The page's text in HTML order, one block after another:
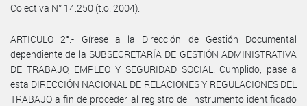
Colectiva N° 14.250 (t.o. 2004).
ARTICULO 2°.- Gírese a la Dirección de Gestión Documental
dependiente de la SUBSECRETARÍA DE GESTIÓN ADMINISTRATIVA
DE TRABAJO, EMPLEO Y SEGURIDAD SOCIAL. Cumplido, pase a
esta DIRECCIÓN NACIONAL DE RELACIONES Y REGULACIONES DEL
TRABAJO a fin de proceder al registro del instrumento identificado